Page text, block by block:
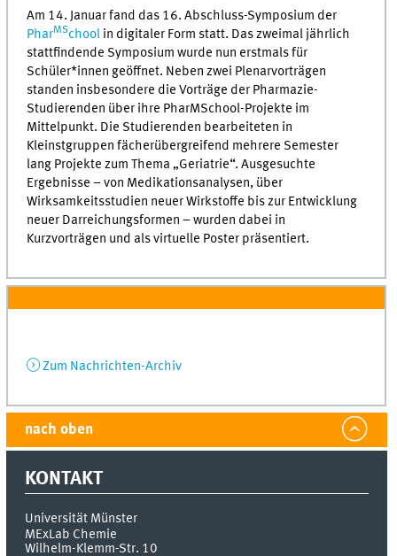
Am 14. Januar fand das 16. Abschluss-Symposium der
PharMSchool in digitaler Form statt. Das zweimal jährlich
stattfindende Symposium wurde nun erstmals für
Schüler*innen geöffnet. Neben zwei Plenarvorträgen
standen insbesondere die Vorträge der Pharmazie-
Studierenden über ihre PharMSchool-Projekte im
Mittelpunkt. Die Studierenden bearbeiteten in
Kleinstgruppen fächerübergreifend mehrere Semester
lang Projekte zum Thema „Geriatrie“. Ausgesuchte
Ergebnisse – von Medikationsanalysen, über
Wirksamkeitsstudien neuer Wirkstoffe bis zur Entwicklung
neuer Darreichungsformen – wurden dabei in
Kurzvorträgen und als virtuelle Poster präsentiert.
Zum Nachrichten-Archiv
nach oben
KONTAKT
Universität Münster
MExLab Chemie
Wilhelm-Klemm-Str. 10